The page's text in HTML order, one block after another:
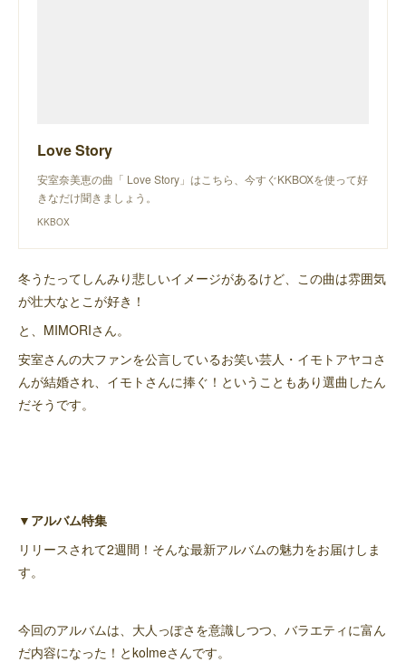
Love Story
安室奈美恵の曲「 Love Story」はこちら、今すぐKKBOXを使って好
きなだけ聞きましょう。
KKBOX
冬うたってしんみり悲しいイメージがあるけど、この曲は雰囲気
が壮大なとこが好き！
と、MIMORIさん。
安室さんの大ファンを公言しているお笑い芸人・イモトアヤコさ
んが結婚され、イモトさんに捧ぐ！ということもあり選曲したん
だそうです。
▼アルバム特集
リリースされて2週間！そんな最新アルバムの魅力をお届けしま
す。
今回のアルバムは、大人っぽさを意識しつつ、バラエティに富ん
だ内容になった！とkolmeさんです。